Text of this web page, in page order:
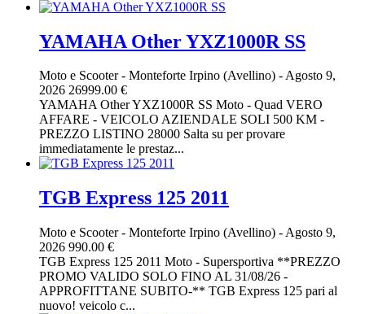
YAMAHA Other YXZ1000R SS
Moto e Scooter- Monteforte Irpino (Avellino) -Agosto 9,
2026 26999.00 €
YAMAHA Other YXZ1000R SS Moto - Quad VERO
AFFARE - VEICOLO AZIENDALE SOLI 500 KM -
PREZZO LISTINO 28000 Salta su per provare
immediatamente le prestaz...
TGB Express 125 2011
Moto e Scooter- Monteforte Irpino (Avellino) - Agosto 9,
2026 990.00 €
TGB Express 125 2011 Moto - Supersportiva **PREZZO
PROMO VALIDO SOLO FINO AL 31/08/26 -
APPROFITTANE SUBITO-** TGB Express 125 pari al
nuovo! veicolo c...